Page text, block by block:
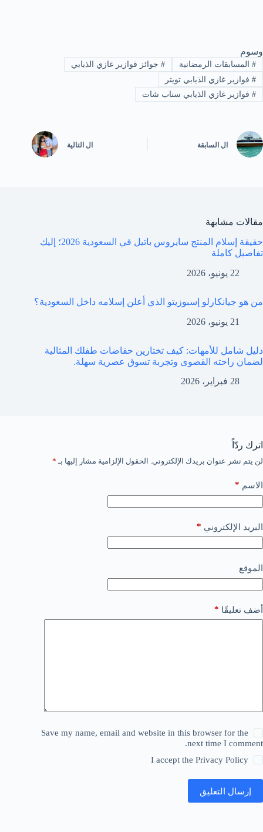
وسوم
#المسابقات الرمضانية #جوائز فوازير غازي الذيابي
#فوازير غازي الذيابي تويتر
#فوازير غازي الذيابي سناب شات
ال السابقة ال التالية
مقالات مشابهة
حقيقة إسلام المنتج سايروس باتيل في السعودية 2026؛ إليك
تفاصيل كاملة
22 يونيو، 2026
من هو جيانكارلو إسبوزيتو الذي أعلن إسلامه داخل السعودية؟
21 يونيو، 2026
دليل شامل للأمهات: كيف تختارين حفاضات طفلك المثالية
لضمان راحته القصوى وتجربة تسوق عصرية سهلة.
28 فبراير، 2026
اترك ردّاً
لن يتم نشر عنوان بريدك الإلكتروني. الحقول الإلزامية مشار إليها بـ *
الاسم *
البريد الإلكتروني *
الموقع
أضف تعليقًا *
Save my name, email and website in this browser for the
next time I comment.
I accept the Privacy Policy
إرسال التعليق